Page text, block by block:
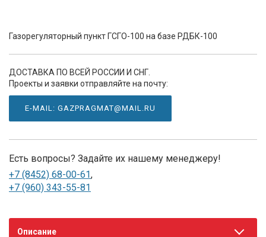
Газорегуляторный пункт ГСГО-100 на базе РДБК-100
ДОСТАВКА ПО ВСЕЙ РОССИИ И СНГ.
Проекты и заявки отправляйте на почту:
E-MAIL: GAZPRAGMAT@MAIL.RU
Есть вопросы? Задайте их нашему менеджеру!
+7 (8452) 68-00-61,
+7 (960) 343-55-81
Описание